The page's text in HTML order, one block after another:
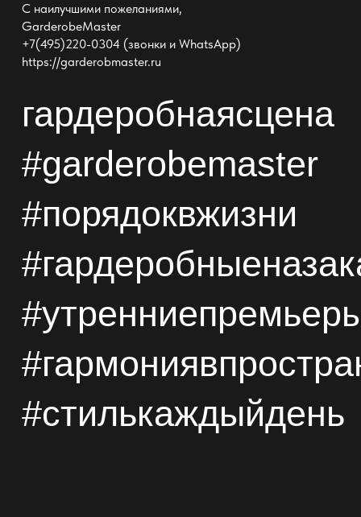
С наилучшими пожеланиями,
GarderobeMaster
+7(495)220-0304 (звонки и WhatsApp)
https://garderobmaster.ru
гардеробнаясцена
#garderobemaster
#порядоквжизни
#
#стилькаждыйдень